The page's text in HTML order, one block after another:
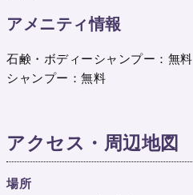
アメニティ情報
石鹸・ボディーシャンプー：無料
シャンプー：無料
アクセス・周辺地図
場所